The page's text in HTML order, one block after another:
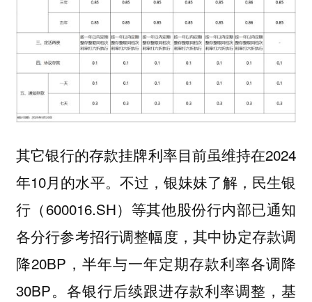
其它银行的存款挂牌利率目前虽维持在2024
年10月的水平。不过，银妹妹了解，民生银
行（600016.SH）等其他股份行内部已通知
各分行参考招行调整幅度，其中协定存款调
降20BP，半年与一年定期存款利率各调降
30BP。各银行后续跟进存款利率调整，基